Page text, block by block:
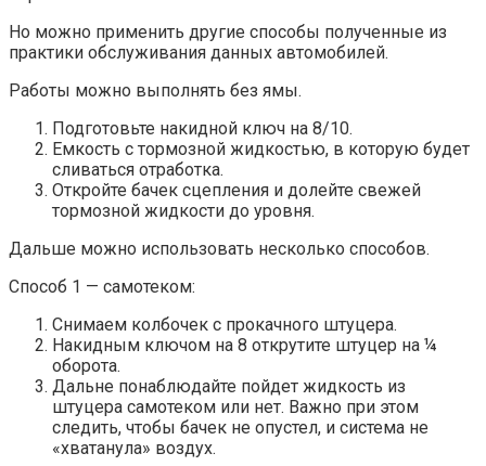
Но можно применить другие способы полученные из
практики обслуживания данных автомобилей.
Работы можно выполнять без ямы.
Подготовьте накидной ключ на 8/10.
Емкость с тормозной жидкостью, в которую будет
сливаться отработка.
Откройте бачек сцепления и долейте свежей
тормозной жидкости до уровня.
Дальше можно использовать несколько способов.
Способ 1 — самотеком:
Снимаем колбочек с прокачного штуцера.
Накидным ключом на 8 открутите штуцер на ¼
оборота.
Дальне понаблюдайте пойдет жидкость из
штуцера самотеком или нет. Важно при этом
следить, чтобы бачек не опустел, и система не
«хватанула» воздух.